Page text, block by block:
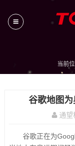
当前
谷歌地图
通望
谷歌正在为